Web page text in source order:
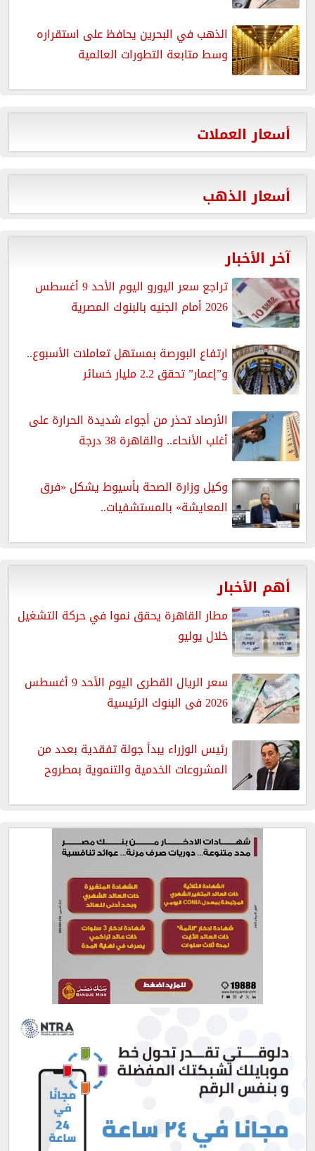
الذهب في البحرين يحافظ على استقراره
وسط متابعة التطورات العالمية
أسعار العملات
أسعار الذهب
آخر الأخبار
تراجع سعر اليورو اليوم الأحد 9 أغسطس
2026 أمام الجنيه بالبنوك المصرية
ارتفاع البورصة بمستهل تعاملات الأسبوع..
و”إعمار” تحقق 2.2 مليار خسائر
الأرصاد تحذر من أجواء شديدة الحرارة على
أغلب الأنحاء.. والقاهرة 38 درجة
وكيل وزارة الصحة بأسيوط يشكل «فرق
المعايشة» بالمستشفيات..
أهم الأخبار
مطار القاهرة يحقق نموا في حركة التشغيل
خلال يوليو
سعر الريال القطرى اليوم الأحد 9 أغسطس
2026 فى البنوك الرئيسية
رئيس الوزراء يبدأ جولة تفقدية بعدد من
المشروعات الخدمية والتنموية بمطروح